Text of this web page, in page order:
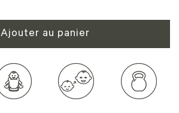
Ajouter au panier